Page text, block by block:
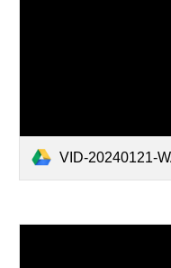
VID-20240121-